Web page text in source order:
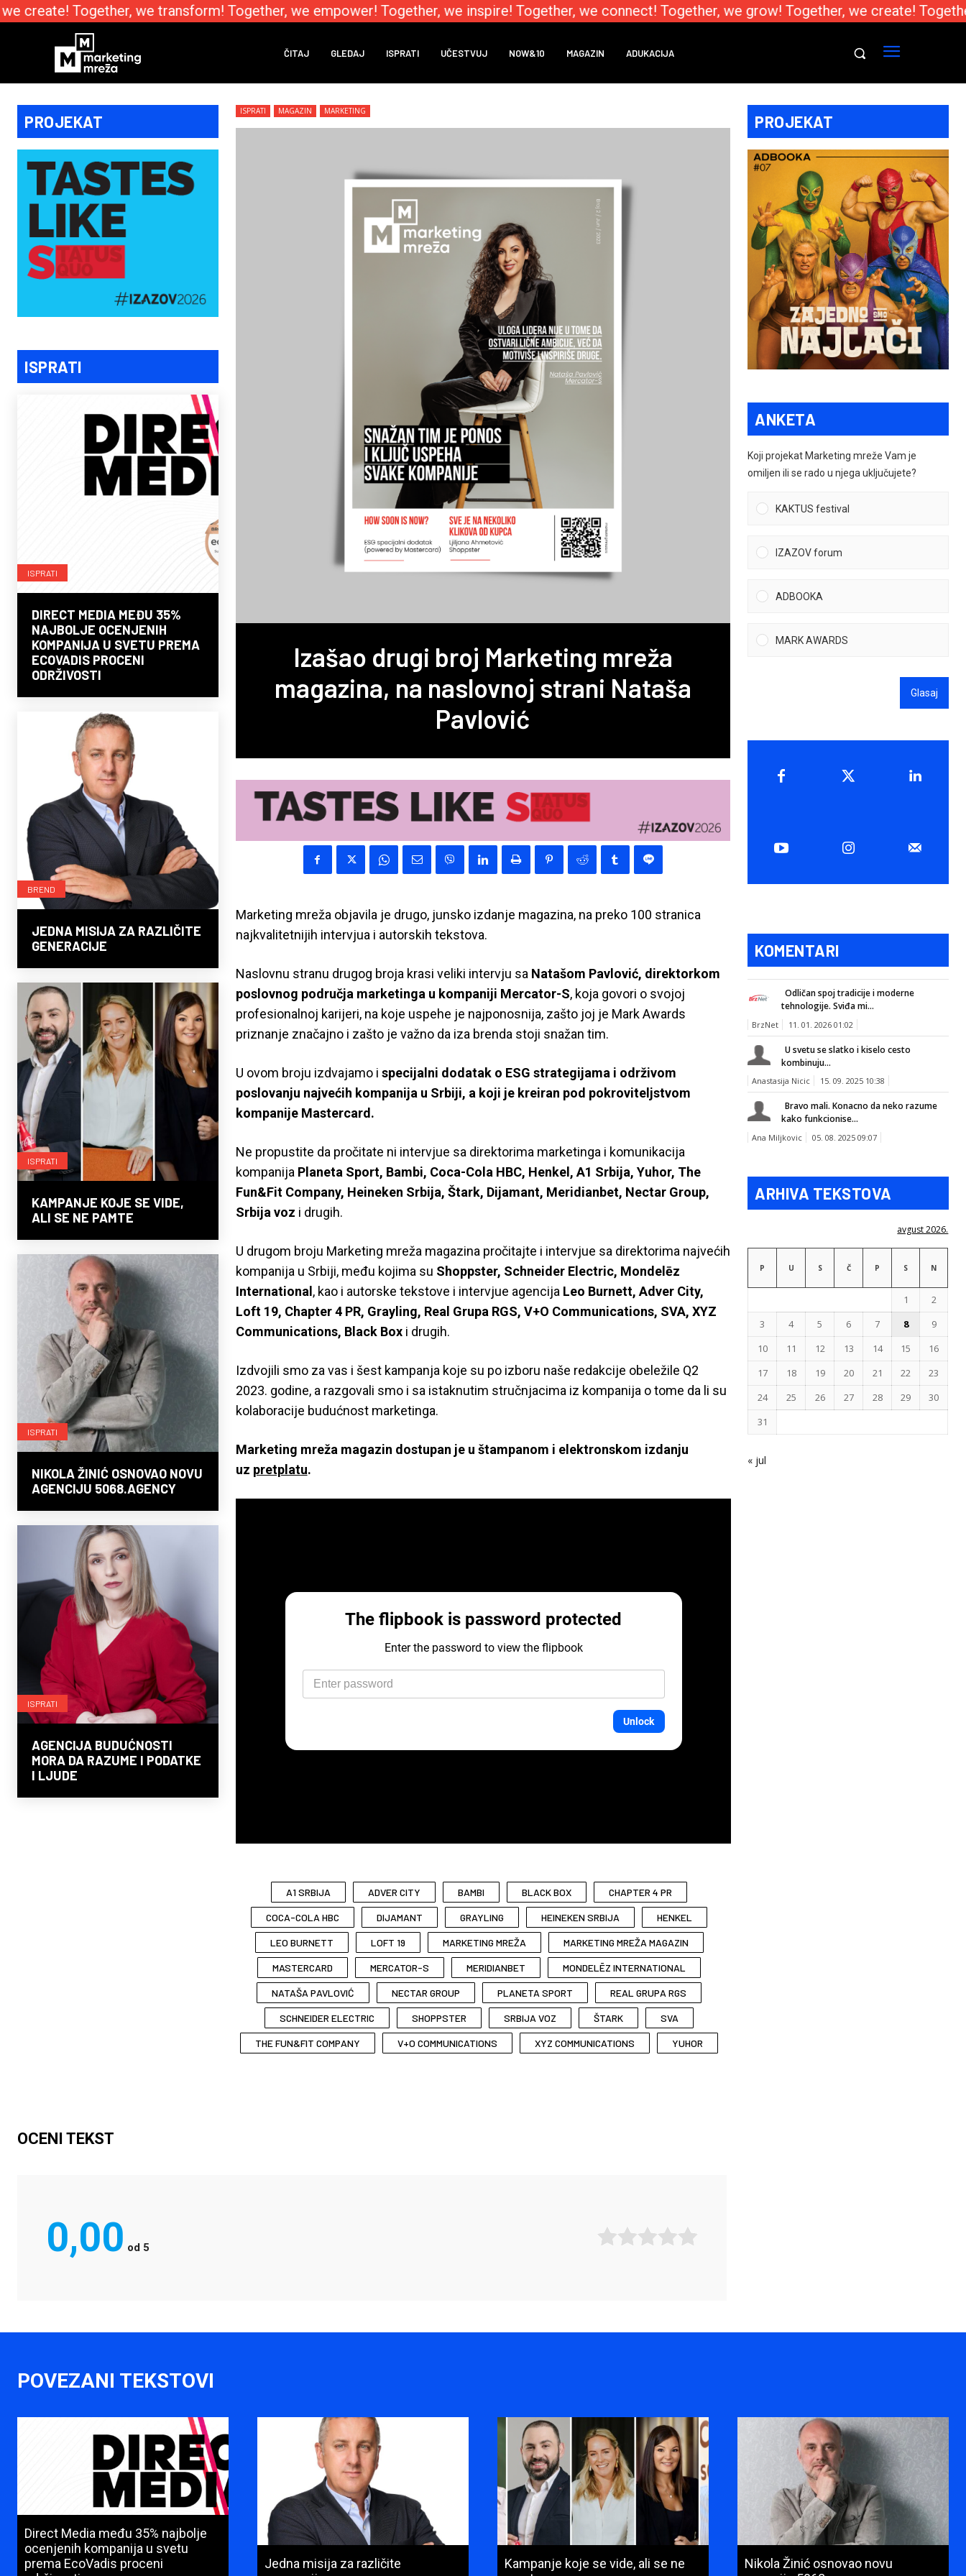
create! Together, we transform! Together, we empower! Together, we inspire! Together, we connect! Together, we grow! Together, we create!
ČITAJ GLEDAJ ISPRATI UČESTVUJ NOW&10 MAGAZIN ADUKACIJA
PROJEKAT
ISPRATI
ISPRATI
DIRECT MEDIA MEĐU 35%
NAJBOLJE OCENJENIH
KOMPANIJA U SVETU PREMA
ECOVADIS PROCENI
ODRŽIVOSTI
BREND
JEDNA MISIJA ZA RAZLIČITE
GENERACIJE
ISPRATI
KAMPANJE KOJE SE VIDE,
ALI SE NE PAMTE
ISPRATI
NIKOLA ŽINIĆ OSNOVAO NOVU
AGENCIJU 5068.AGENCY
ISPRATI
AGENCIJA BUDUĆNOSTI
MORA DA RAZUME I PODATKE
I LJUDE
ISPRATI MAGAZIN MARKETING
Izašao drugi broj Marketing mreža
magazina, na naslovnoj strani Nataša
Pavlović
Marketing mreža objavila je drugo, junsko izdanje magazina, na preko 100 stranica
najkvalitetnijih intervjua i autorskih tekstova.
Naslovnu stranu drugog broja krasi veliki intervju sa Natašom Pavlović, direktorkom
poslovnog područja marketinga u kompaniji Mercator-S, koja govori o svojoj
profesionalnoj karijeri, na koje uspehe je najponosnija, zašto joj je Mark Awards
priznanje značajno i zašto je važno da iza brenda stoji snažan tim.
U ovom broju izdvajamo i specijalni dodatak o ESG strategijama i održivom
poslovanju najvećih kompanija u Srbiji, a koji je kreiran pod pokroviteljstvom
kompanije Mastercard.
Ne propustite da pročitate ni intervjue sa direktorima marketinga i komunikacija
kompanija Planeta Sport, Bambi, Coca-Cola HBC, Henkel, A1 Srbija, Yuhor, The
Fun&Fit Company, Heineken Srbija, Štark, Dijamant, Meridianbet, Nectar Group,
Srbija voz i drugih.
U drugom broju Marketing mreža magazina pročitajte i intervjue sa direktorima najvećih
kompanija u Srbiji, među kojima su Shoppster, Schneider Electric, Mondelēz
International , kao i autorske tekstove i intervjue agencija Leo Burnett, Adver City,
Loft 19, Chapter 4 PR, Grayling, Real Grupa RGS, V+O Communications, SVA, XYZ
Communications, Black Boxi drugih.
Izdvojili smo za vas i šest kampanja koje su po izboru naše redakcije obeležile Q2
2023. godine, a razgovali smo i sa istaknutim stručnjacima iz kompanija o tome da li su
kolaboracije budućnost marketinga.
Marketing mreža magazin dostupan je u štampanom i elektronskom izdanju
uz pretplatu.
A1 SRBIJA ADVER CITY BAMBI BLACK BOX CHAPTER 4 PR
COCA-COLA HBC DIJAMANT GRAYLING HEINEKEN SRBIJA HENKEL
LEO BURNETT LOFT 19 MARKETING MREŽA MARKETING MREŽA MAGAZIN
MASTERCARD MERCATOR-S MERIDIANBET MONDELĒZ INTERNATIONAL
NATAŠA PAVLOVIĆ NECTAR GROUP PLANETA SPORT REAL GRUPA RGS
SCHNEIDER ELECTRIC SHOPPSTER SRBIJA VOZ ŠTARK SVA
THE FUN&FIT COMPANY V+O COMMUNICATIONS XYZ COMMUNICATIONS YUHOR
PROJEKAT
ANKETA
Koji projekat Marketing mreže Vam je
omiljen ili se rado u njega uključujete?
KAKTUS festival
IZAZOV forum
ADBOOKA
MARK AWARDS
Glasaj
KOMENTARI
Odličan spoj tradicije i moderne
tehnologije. Sviđa mi...
BrzNet 11. 01. 2026 01:02
U svetu se slatko i kiselo cesto
kombinuju...
Anastasija Nicic 15. 09. 2025 10:38
Bravo mali. Konacno da neko razume
kako funkcionise...
Ana Miljkovic 05. 08. 2025 09:07
ARHIVA TEKSTOVA
avgust 2026.
P U S Č P S N
1
2
3
4 5 6 7 8
9
10
11 12 13 14 15
16
17
18 19 20 21 22
23
24
25 26 27 28 29
30
31
« jul
OCENI TEKST
0,00 od 5
POVEZANI TEKSTOVI
Direct Media među 35% najbolje
ocenjenih kompanija u svetu
prema EcoVadis proceni
Jedna misija za različite
Kampanje koje se vide, ali se ne
Nikola Žinić osnovao novu